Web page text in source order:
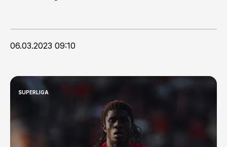
06.03.2023 09:10
SUPERLIGA